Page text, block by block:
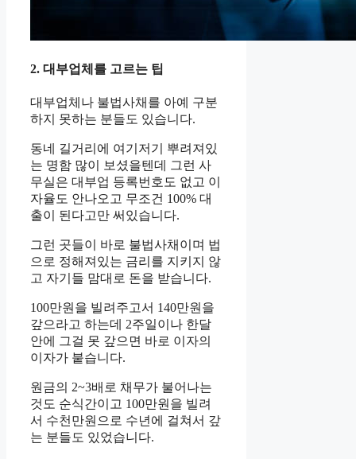
2. 대부업체를 고르는 팁
대부업체나 불법사채를 아예 구분
하지 못하는 분들도 있습니다.
동네 길거리에 여기저기 뿌려져있
는 명함 많이 보셨을텐데 그런 사
무실은 대부업 등록번호도 없고 이
자율도 안나오고 무조건 100% 대
출이 된다고만 써있습니다.
그런 곳들이 바로 불법사채이며 법
으로 정해져있는 금리를 지키지 않
고 자기들 맘대로 돈을 받습니다.
100만원을 빌려주고서 140만원을
갚으라고 하는데 2주일이나 한달
안에 그걸 못 갚으면 바로 이자의
이자가 붙습니다.
원금의 2~3배로 채무가 불어나는
것도 순식간이고 100만원을 빌려
서 수천만원으로 수년에 걸쳐서 갚
는 분들도 있었습니다.